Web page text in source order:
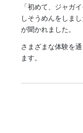
「初めて、ジャガ
しそうめんをしま
が聞かれました。
さまざまな体験を
ます。